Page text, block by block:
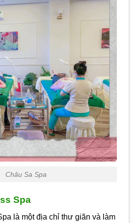
Châu Sa Spa
Spa
là một địa chỉ thư giãn và làm